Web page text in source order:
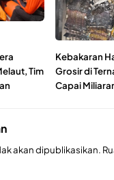
Tim
Kebakaran
Grosir di
Capai
akan dipublikasikan.